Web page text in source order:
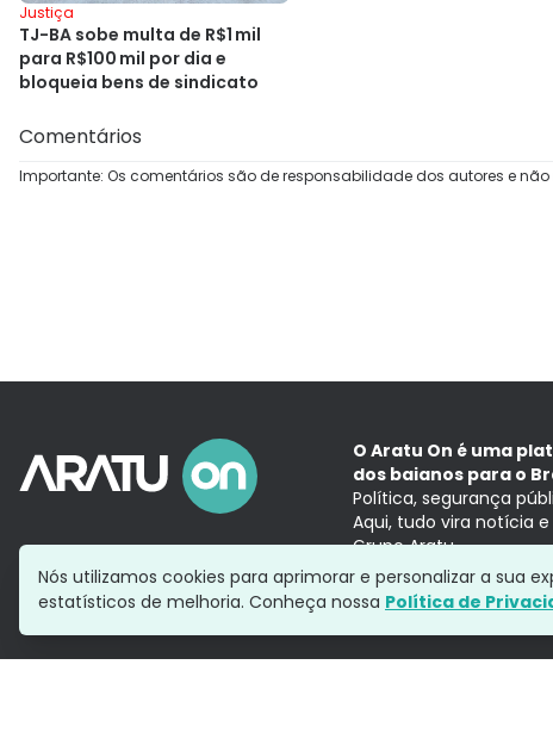
Justiça
TJ-BA sobe multa de R$1 mil
para R$100 mil por dia e
bloqueia bens de sindicato
Comentários
Importante: Os comentários são de responsabilidade dos autores e
O Aratu On é uma
dos baianos para o
Política, segurança
Aqui, tudo vira notícia
Grupo Aratu
Nós utilizamos cookies para aprimorar e personalizar a sua
estatísticos de melhoria. Conheça nossa Política de